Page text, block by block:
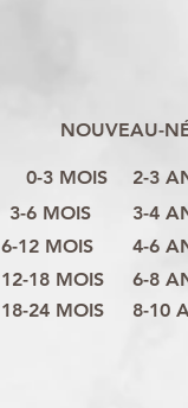
NOUVEAU-
0-3 MOIS
6-12 MOIS
12-18 MOIS
18-24 MOIS
3-6 MOIS
8-10
6-8
4-6
3-4
2-3